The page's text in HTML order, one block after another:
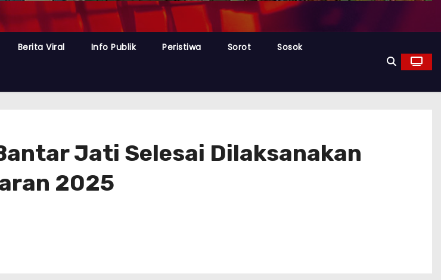
Berita Viral Info Publik Peristiwa Sorot Sosok
Jati Selesai Dilaksanakan
2025